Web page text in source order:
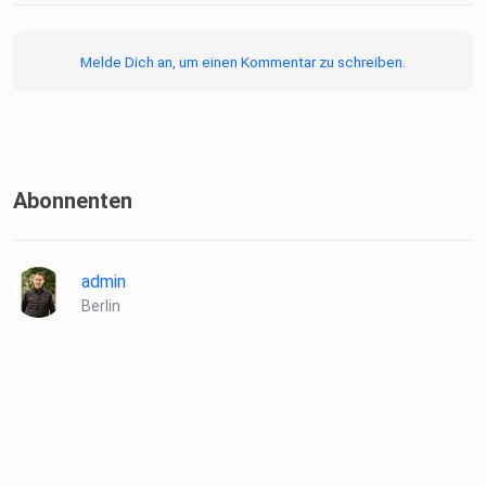
Melde Dich an, um einen Kommentar zu schreiben.
Abonnenten
admin
Berlin